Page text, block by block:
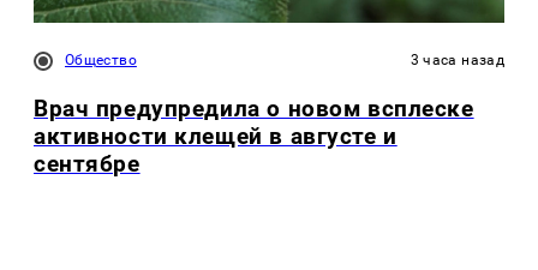
Общество 3 часа назад
Врач предупредила о новом всплеске
активности клещей в августе и
сентябре